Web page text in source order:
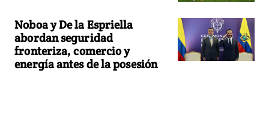
Noboa y De la Espriella
abordan seguridad
fronteriza, comercio y
energía antes de la posesión